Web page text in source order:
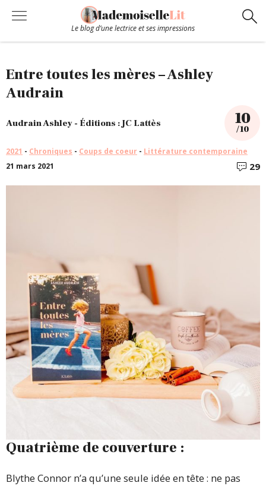
Le blog d’une lectrice et ses impressions
Entre toutes les mères – Ashley
Audrain
Audrain Ashley - Éditions : JC Lattès 10
/ 10
2021 - Chroniques - Coups de coeur - Littérature contemporaine
21 mars 2021
29
Quatrième de couverture :
Blythe Connor n’a qu’une seule idée en tête : ne pas